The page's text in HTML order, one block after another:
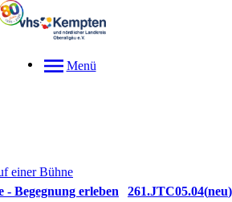
Menü
Begegnung erleben
261.JTC05.04 neu